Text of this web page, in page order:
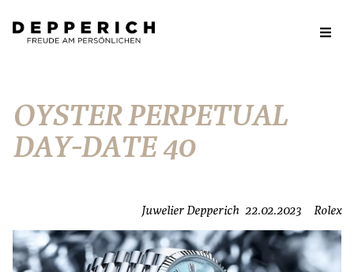
OYSTER PERPETUAL
DAY-DATE 40
Juwelier Depperich 22.02.2023 Rolex